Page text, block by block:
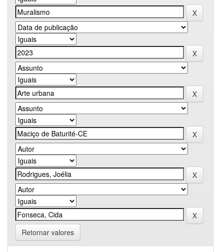
Retornar valores